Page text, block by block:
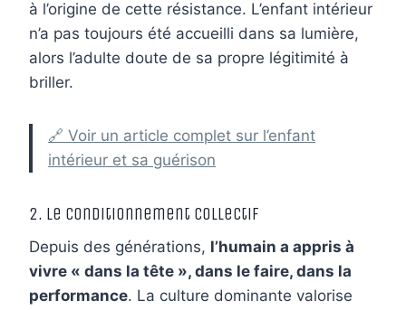
à l’origine de cette résistance. L’enfant intérieur
n’a pas toujours été accueilli dans sa lumière,
alors l’adulte doute de sa propre légitimité à
briller.
🔗 Voir un article complet sur l’enfant
intérieur et sa guérison
2. Le conditionnement collectif
Depuis des générations, l’humain a appris à
vivre « dans la tête », dans le faire, dans la
performance. La culture dominante valorise